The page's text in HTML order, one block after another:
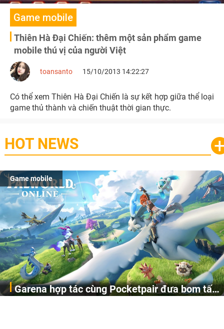
Game mobile
Thiên Hà Đại Chiến: thêm một sản phẩm game
mobile thú vị của người Việt
toansanto 15/10/2013 14:22:27
Có thể xem Thiên Hà Đại Chiến là sự kết hợp giữa thể loại
game thủ thành và chiến thuật thời gian thực.
HOT NEWS
Game mobile
Garena hợp tác cùng Pocketpair đưa bom tấn